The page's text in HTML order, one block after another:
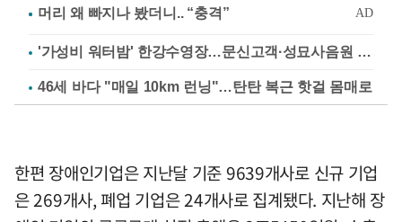
'가성비 워터밤' 한강수영장…문신고객·성묘사음원 민원
46세 바다 "매일 10km 런닝"…탄탄 복근 핫걸 몸매로
한편 장애인기업은 지난달 기준 9639개사로 신규 기업
은 269개사, 폐업 기업은 24개사로 집계됐다. 지난해 장